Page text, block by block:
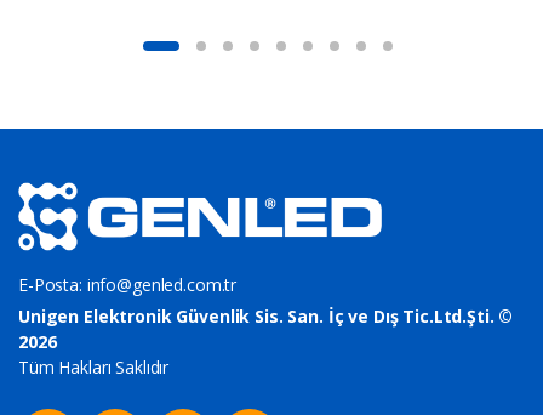
E-Posta: info@genled.com.tr
Unigen Elektronik Güvenlik Sis. San. İç ve Dış Tic.Ltd.Şti. ©
2026
Tüm Hakları Saklıdır